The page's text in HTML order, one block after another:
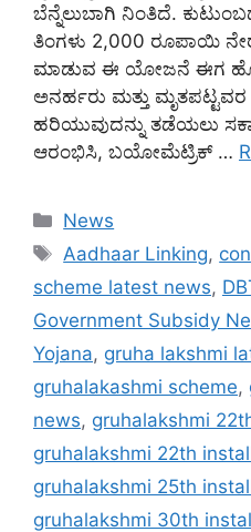
ಬೆನ್ನೆಲುಬಾಗಿ ನಿಂತಿದೆ.
ತಿಂಗಳು 2,000 ರೂಪಾಯಿ
ಮಾಡುವ ಈ ಯೋಜನೆ ಈಗ
ಅನರ್ಹರು ಮತ್ತು
ಹರಿಯುವುದನ್ನು ತಡೆಯಲು
ಆರಂಭಿಸಿ, ಬಯೋಮೆಟ್ರಿಕ್ …
Categories
News
Tags
Aadhaar Linking,
scheme latest news,
Government Subsidy
Yojana, gruha lakshmi
gruhalakashmi scheme,
news, gruhalakshmi
gruhalakshmi 22th
gruhalakshmi 25th
gruhalakshmi 30th